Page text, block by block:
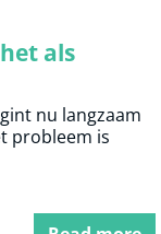
als
nu langzaam
probleem is